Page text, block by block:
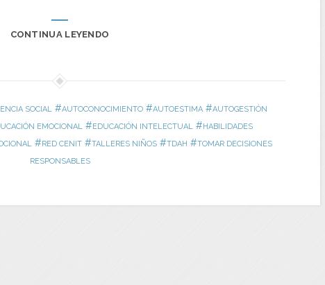
CONTINUA LEYENDO
SOCIAL #AUTOCONOCIMIENTO #AUTOESTIMA #AUTOGESTIÓN
EMOCIONAL #EDUCACIÓN INTELECTUAL #HABILIDADES
#RED CENIT#TALLERES NIÑOS#TDAH #TOMAR DECISIONES
RESPONSABLES